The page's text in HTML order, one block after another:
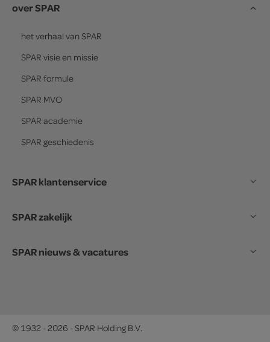
over SPAR
het verhaal van SPAR
SPAR visie en missie
SPAR formule
SPAR MVO
SPAR academie
SPAR geschiedenis
SPAR klantenservice
SPAR zakelijk
SPAR nieuws & vacatures
© 1932 - 2026 - SPAR Holding B.V.